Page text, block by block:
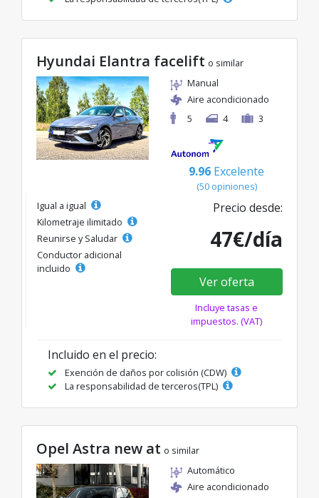
Hyundai Elantra facelift o similar
Manual
Aire acondicionado
5
4 3
9.96 Excelente
(50 opiniones)
Igual a igual
Kilometraje ilimitado
Reunirse y Saludar
Conductor adicional
incluido
Precio desde:
47€/día
Ver oferta
Incluye tasas e
impuestos. (VAT)
Incluido en el precio:
Exención de daños por colisión (CDW)
La responsabilidad de terceros(TPL)
Opel Astra new at o similar
Automático
Aire acondicionado